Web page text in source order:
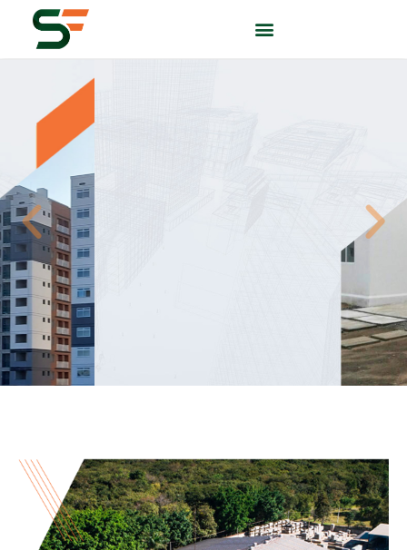
As principais vantagens do sistema são: redução na mão-de-
obra, velocidade de execução, confiabilidade técnica, baixa
geração de resíduos e ausência de equipamentos de grande
porte.
SAIBA MAIS